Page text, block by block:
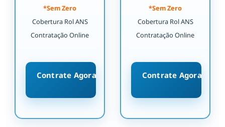
*Sem Zero
Cobertura Rol ANS
Contratação Online
Contrate Agora
*Sem Zero
Cobertura Rol ANS
Contratação Online
Contrate Agora